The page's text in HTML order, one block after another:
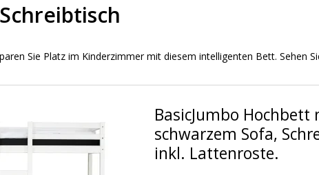
Sie Platz im Kinderzimmer mit diesem intelligenten Bett.
BasicJumbo Hochbett
schwarzem Sofa,
inkl. Lattenroste.